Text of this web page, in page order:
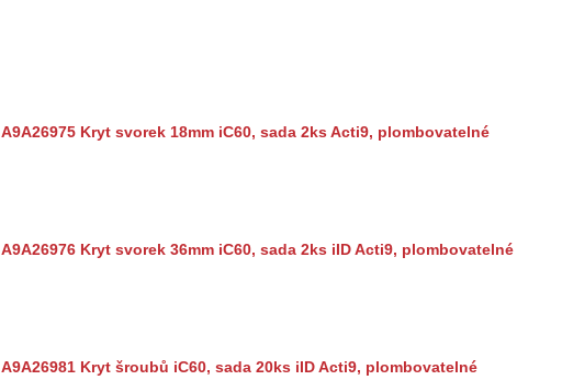
A9A26975 Kryt svorek 18mm iC60, sada 2ks Acti9, plombovatelné
A9A26976 Kryt svorek 36mm iC60, sada 2ks iID Acti9, plombovatelné
A9A26981 Kryt šroubů iC60, sada 20ks iID Acti9, plombovatelné